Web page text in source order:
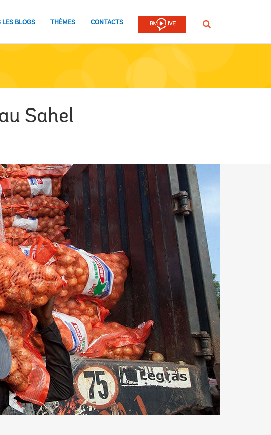
LES BLOGS THÈMES CONTACTS Rechercher
Sahel